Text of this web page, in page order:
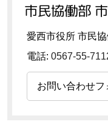
市民協働部
愛西市役所 市民
電話: 0567-55-
お問い合わせフ